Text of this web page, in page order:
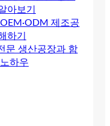
아보기
제조공
하기
문 생산공장과 함
하우